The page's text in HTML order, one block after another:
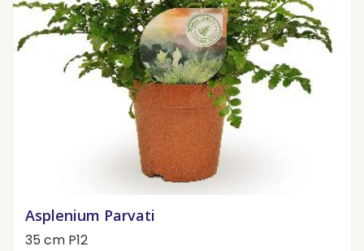
Asplenium Parvati
35 cm P12